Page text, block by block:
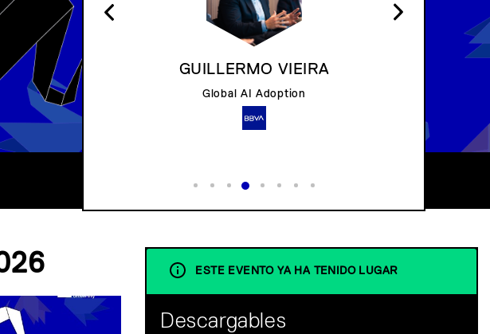
BELÉN GRANA
Chief Talent & Innovation Officer
ESTE EVENTO YA HA TENIDO LUGAR
Descargables